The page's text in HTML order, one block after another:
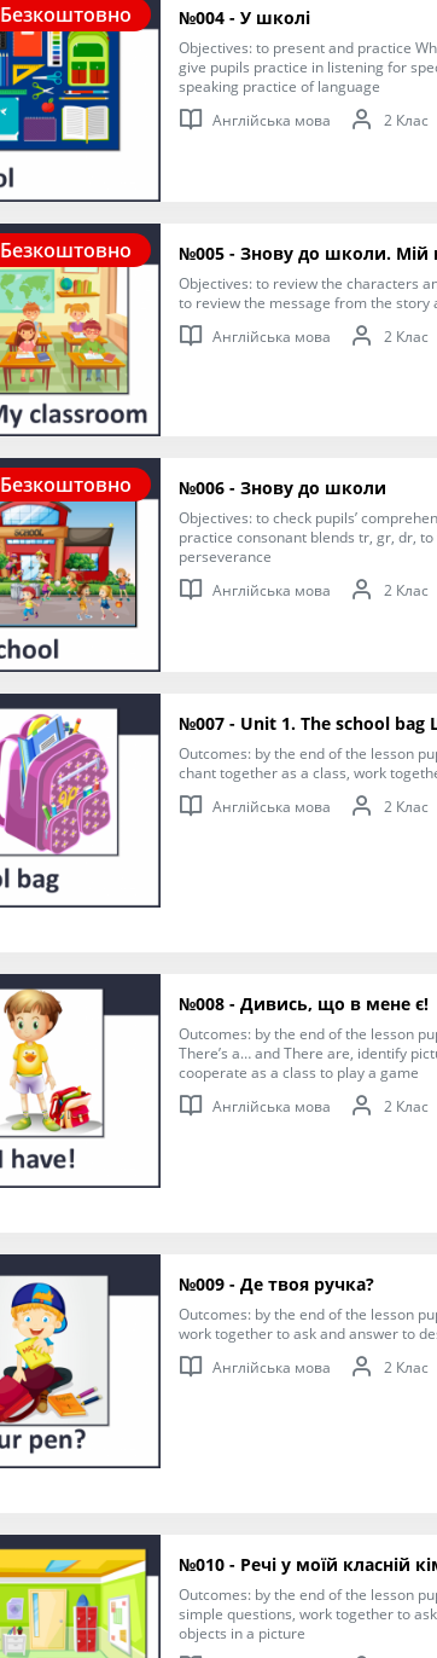
Безкоштовно №004 - У школі
Objectives: to present and practice
give pupils practice in listening for
speaking practice of language
Англійська мова
2 Клас
Безкоштовно №005 - Знову до школи. Мій
Objectives: to review the characters
to review the message from the story
Англійська мова
2 Клас
Безкоштовно №006 - Знову до школи
Objectives: to check pupils’
practice consonant blends tr, gr, dr,
perseverance
Англійська мова
2 Клас
№007 - Unit 1. The school
Outcomes: by the end of the lesson
chant together as a class, work
Англійська мова
2 Клас
№008 - Дивись, що в мене є!
Outcomes: by the end of the lesson
There’s a… and There are, identify
cooperate as a class to play a game
Англійська мова
2 Клас
№009 - Де твоя ручка?
Outcomes: by the end of the lesson
work together to ask and answer to
Англійська мова
2 Клас
№010 - Речі у моїй класній
Outcomes: by the end of the lesson
simple questions, work together to
objects in a picture